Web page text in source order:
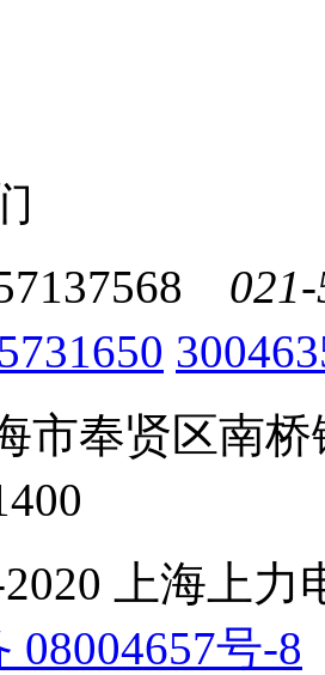
市奉贤区南
上海上
08004657号-8